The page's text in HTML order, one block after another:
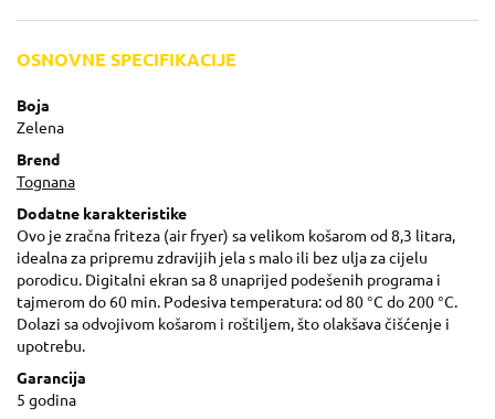
OSNOVNE SPECIFIKACIJE
Boja
Zelena
Brend
Tognana
Dodatne karakteristike
Ovo je zračna friteza (air fryer) sa velikom košarom od 8,3 litara,
idealna za pripremu zdravijih jela s malo ili bez ulja za cijelu
porodicu. Digitalni ekran sa 8 unaprijed podešenih programa i
tajmerom do 60 min. Podesiva temperatura: od 80 °C do 200 °C.
Dolazi sa odvojivom košarom i roštiljem, što olakšava čišćenje i
upotrebu.
Garancija
5 godina